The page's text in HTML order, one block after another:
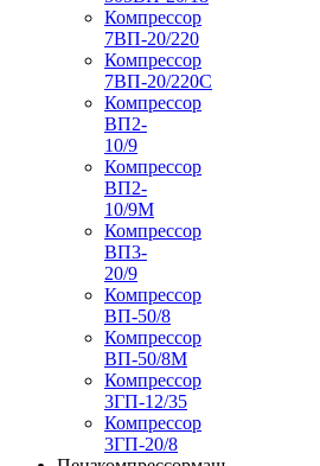
Компрессор
7ВП-20/220
Компрессор
7ВП-20/220С
Компрессор
ВП2-
10/9
Компрессор
ВП2-
10/9М
Компрессор
ВП3-
20/9
Компрессор
ВП-50/8
Компрессор
ВП-50/8М
Компрессор
3ГП-12/35
Компрессор
3ГП-20/8